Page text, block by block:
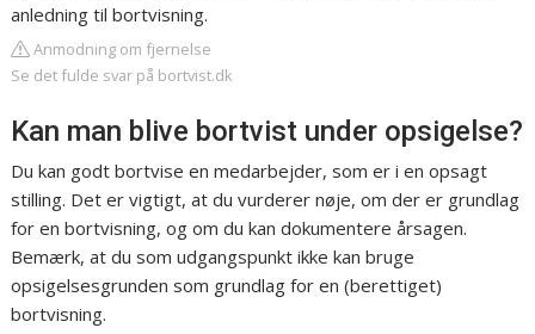
anledning til bortvisning.
Anmodning om fjernelse
Se det fulde svar på bortvist.dk
Kan man blive bortvist under opsigelse?
Du kan godt bortvise en medarbejder, som er i en opsagt
stilling. Det er vigtigt, at du vurderer nøje, om der er grundlag
for en bortvisning, og om du kan dokumentere årsagen.
Bemærk, at du som udgangspunkt ikke kan bruge
opsigelsesgrunden som grundlag for en (berettiget)
bortvisning.